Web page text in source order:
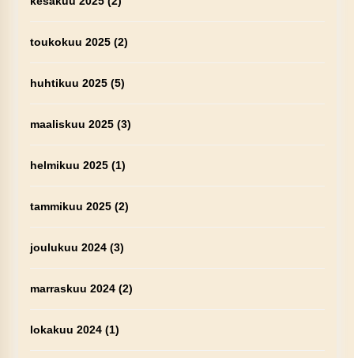
toukokuu 2025(2)
huhtikuu 2025(5)
maaliskuu 2025(3)
helmikuu 2025(1)
tammikuu 2025(2)
joulukuu 2024(3)
marraskuu 2024(2)
lokakuu 2024(1)